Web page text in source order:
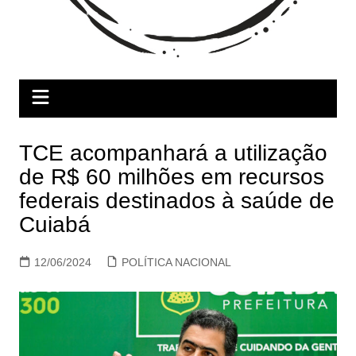
TCE acompanhará a utilização
de R$ 60 milhões em recursos
federais destinados à saúde de
Cuiabá
12/06/2024 POLÍTICA NACIONAL